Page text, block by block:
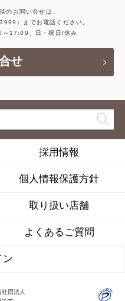
のお問い合せは、
）
までお電話ください。
17:00、日・祝日/休み
せ
採用情報
個人情報保護方針
取り扱い店舗
よくあるご質問
ン
団法人